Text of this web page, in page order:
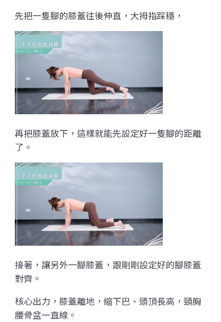
先把一隻腳的膝蓋往後伸直，大拇指踩穩，
再把膝蓋放下，這樣就能先設定好一隻腳的距離
了。
接著，讓另外一腳膝蓋，跟剛剛設定好的腳膝蓋
對齊。
核心出力，膝蓋離地，縮下巴、頭頂長高，頸胸
腰骨盆一直線。